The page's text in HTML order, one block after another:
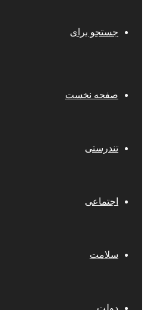
جستجو برای
صفحه نخست
تندرستی
اجتماعی
سلامت
دولت